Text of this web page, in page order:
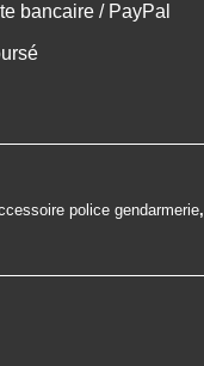
bancaire / PayPal
police gendarmerie,